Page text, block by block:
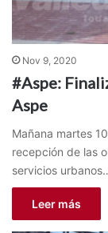
Nov 9, 2020
#Aspe:
Aspe
Mañana martes
recepción de las
servicios
Leer más